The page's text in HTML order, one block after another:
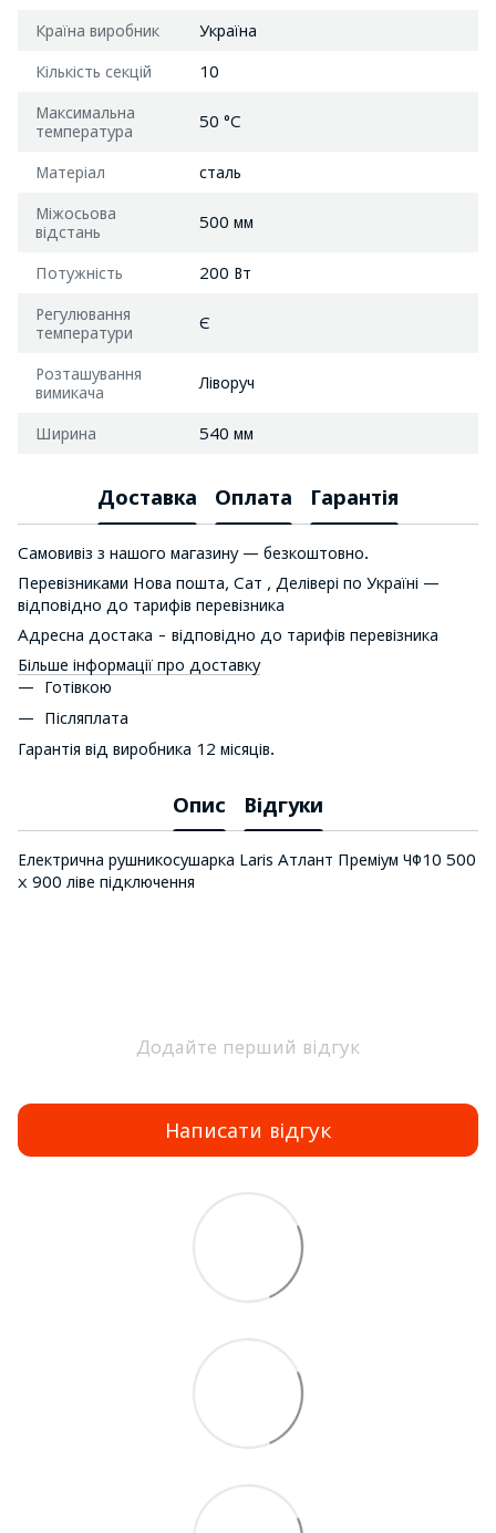
Країна виробник Україна
Кількість секцій 10
Максимальна
температура
50 °C
Матеріал сталь
Міжосьова
відстань
500 мм
Потужність 200 Вт
Регулювання
температури
Є
Розташування
вимикача
Ліворуч
Ширина 540 мм
Доставка Оплата Гарантія
Самовивіз з нашого магазину — безкоштовно.
Перевізниками Нова пошта, Сат , Делівері по Україні —
відповідно до тарифів перевізника
Адресна достака - відповідно до тарифів перевізника
Більше інформації про доставку
Готівкою
Післяплата
Гарантія від виробника 12 місяців.
Опис Відгуки
Електрична рушникосушарка Laris Атлант Преміум ЧФ10 500
х 900 ліве підключення
Додайте перший відгук
Написати відгук